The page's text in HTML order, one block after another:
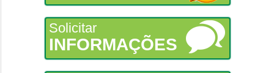
Solicitar
INFORMAÇÕES